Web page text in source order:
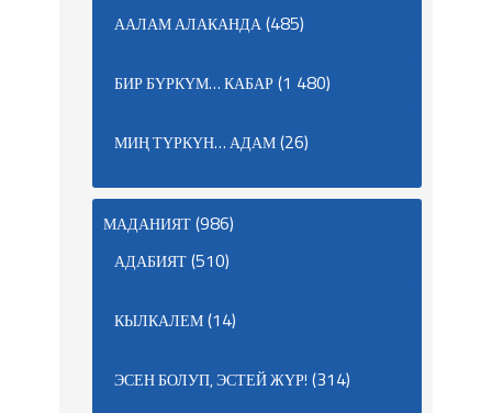
ААЛАМ АЛАКАНДА(485)
БИР БҮРКҮМ… КАБАР(1 480)
МИҢ ТҮРКҮН… АДАМ(26)
МАДАНИЯТ(986)
АДАБИЯТ(510)
КЫЛКАЛЕМ(14)
ЭСЕН БОЛУП, ЭСТЕЙ ЖҮР! (314)